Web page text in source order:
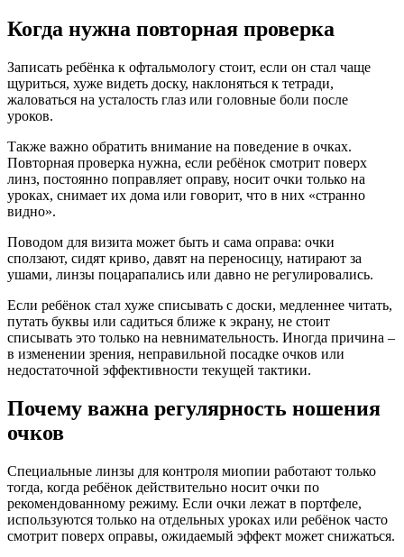
Когда нужна повторная проверка
Записать ребёнка к офтальмологу стоит, если он стал чаще
щуриться, хуже видеть доску, наклоняться к тетради,
жаловаться на усталость глаз или головные боли после
уроков.
Также важно обратить внимание на поведение в очках.
Повторная проверка нужна, если ребёнок смотрит поверх
линз, постоянно поправляет оправу, носит очки только на
уроках, снимает их дома или говорит, что в них «странно
видно».
Поводом для визита может быть и сама оправа: очки
сползают, сидят криво, давят на переносицу, натирают за
ушами, линзы поцарапались или давно не регулировались.
Если ребёнок стал хуже списывать с доски, медленнее читать,
путать буквы или садиться ближе к экрану, не стоит
списывать это только на невнимательность. Иногда причина –
в изменении зрения, неправильной посадке очков или
недостаточной эффективности текущей тактики.
Почему важна регулярность ношения
очков
Специальные линзы для контроля миопии работают только
тогда, когда ребёнок действительно носит очки по
рекомендованному режиму. Если очки лежат в портфеле,
используются только на отдельных уроках или ребёнок часто
смотрит поверх оправы, ожидаемый эффект может снижаться.